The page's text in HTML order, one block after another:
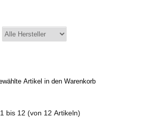
1bis 12 (von 12 Artikeln)